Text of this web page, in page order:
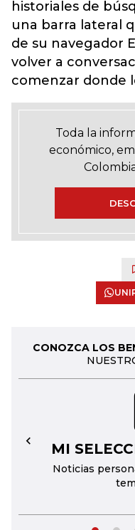
historiales de
una barra lateral
de su navegador
volver a
comenzar donde
Toda la
económico,
CONOZCA LOS
MI
Noticias
←